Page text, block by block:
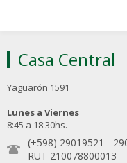
Casa Central
Yaguarón 1591
Lunes a Viernes
8:45 a 18:30hs.
(+598) 29019521 -
RUT 210078800013